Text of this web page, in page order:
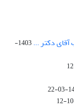
دکتر ...
1403-